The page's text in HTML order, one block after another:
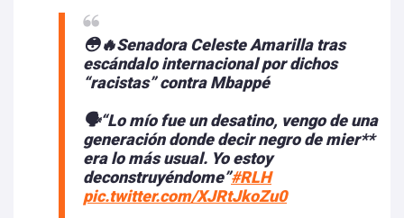
😳🔥Senadora Celeste Amarilla tras
escándalo internacional por dichos
“racistas” contra Mbappé
🗣️“Lo mío fue un desatino, vengo de una
generación donde decir negro de mier**
era lo más usual. Yo estoy
deconstruyéndome”#RLH
pic.twitter.com/XJRtJkoZu0